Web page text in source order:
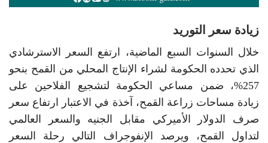
زيادة سعر التوريد
خلال السنوات السبع الماضية، ارتفع السعر الاسترشادي
الذي تحدده الحكومة لشراء الإنتاج المحلي من القمح بنحو
257%، ضمن مساعي الحكومة لتشجيع الفلاحين على
زيادة مساحات زراعة القمح، آخذة في الاعتبار ‏ارتفاع سعر
صرف الدولار الأميركي مقابل الجنيه والسعر العالمي
لتداول القمح، ويرصد الإنفوجراف التالي ‏رحلة السعر